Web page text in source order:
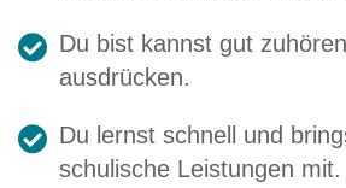
Du bist kannst gut
ausdrücken.
Du lernst schnell und
schulische Leistungen mit.